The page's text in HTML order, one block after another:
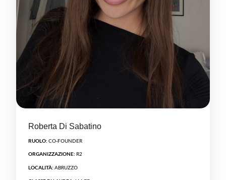
Roberta Di Sabatino
RUOLO: CO-FOUNDER
ORGANIZZAZIONE: R2
LOCALITÀ: ABRUZZO